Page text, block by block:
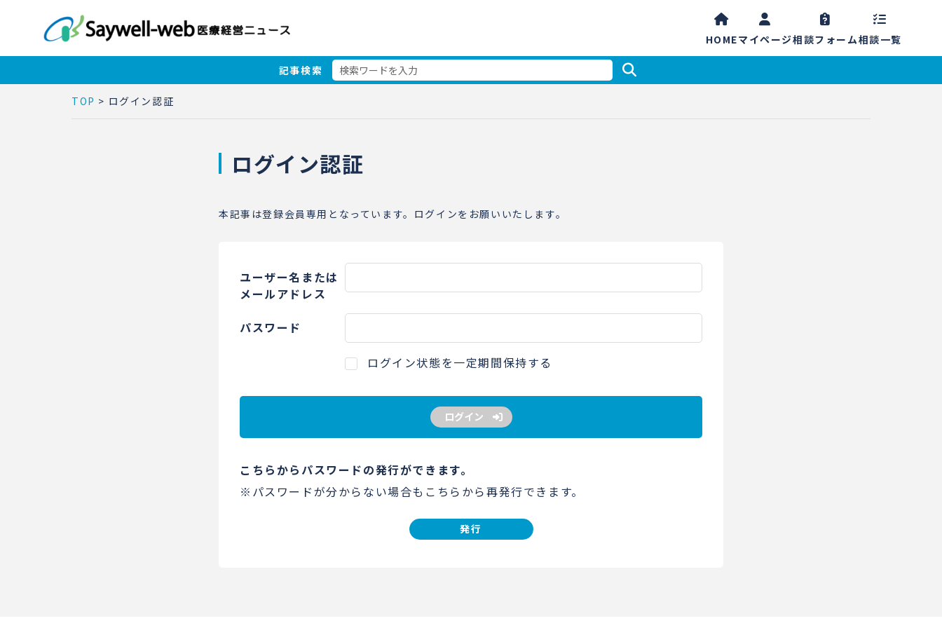
HOMEマイページ相談フォーム相談一覧
記事検索
TOP > ログイン認証
ログイン認証
本記事は登録会員専用となっています。ログインをお願いいたします。
ユーザー名または
メールアドレス
パスワード
ログイン状態を一定期間保持する
ログイン
こちらからパスワードの発行ができます。
※パスワードが分からない場合もこちらから再発行できます。
発行